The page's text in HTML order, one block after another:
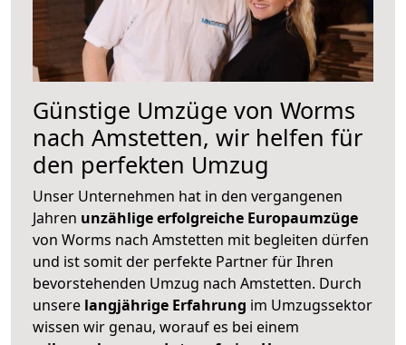
Günstige Umzüge von Worms
nach Amstetten, wir helfen für
den perfekten Umzug
Unser Unternehmen hat in den vergangenen
Jahren unzählige erfolgreiche Europaumzüge
von Worms nach Amstetten mit begleiten dürfen
und ist somit der perfekte Partner für Ihren
bevorstehenden Umzug nach Amstetten. Durch
unsere langjährige Erfahrung im Umzugssektor
wissen wir genau, worauf es bei einem